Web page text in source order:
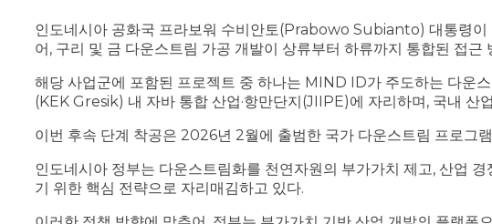
인도네시아 공화국 프라보워 수비안토(Prabowo Subianto) 대통령이
어, 구리 및 금 다운스트림 가공 개발이 상류부터 하류까지 통합된 접근
해당 사업군에 포함된 프로젝트 중 하나는 MIND ID가 주도하는 다운
(KEK Gresik) 내 자바 통합 산업·항만단지(JIIPE)에 자리하며, 국내 산
이번 후속 단계 착공은 2026년 2월에 출범한 국가 다운스트림 프로그
인도네시아 정부는 다운스트림화를 천연자원의 부가가치 제고, 산업
기 위한 핵심 전략으로 자리매김하고 있다.